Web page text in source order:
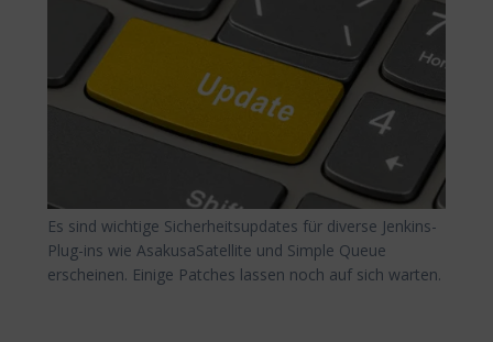
Es sind wichtige Sicherheitsupdates für diverse Jenkins-
Plug-ins wie AsakusaSatellite und Simple Queue
erscheinen. Einige Patches lassen noch auf sich warten.